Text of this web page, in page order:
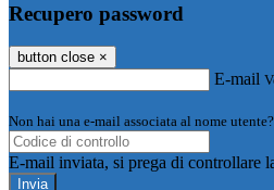
Recupero password
button close ×
E-mail
Non hai una e-mail associata al nome
E-mail inviata, si prega di controllare